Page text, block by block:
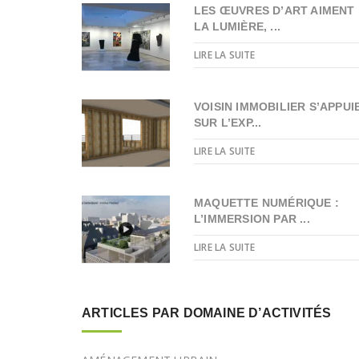
LES ŒUVRES D’ART AIMENT
LA LUMIÈRE, ...
LIRE LA SUITE
VOISIN IMMOBILIER
SUR L’EXP...
LIRE LA SUITE
MAQUETTE NUMÉRIQUE :
L’IMMERSION PAR ...
LIRE LA SUITE
ARTICLES PAR DOMAINE D’ACTIVITÉS